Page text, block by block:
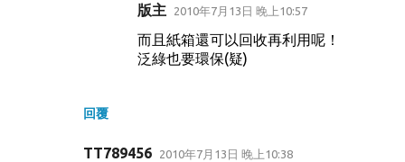
回覆
版主 2010年7月13日 晚上10:57
而且紙箱還可以回收再利用呢！
泛綠也要環保(疑)
TT789456 2010年7月13日 晚上10:38